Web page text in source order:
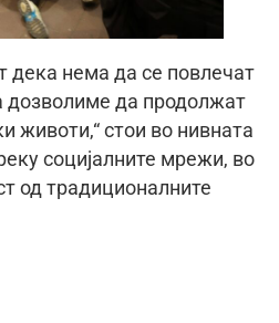
дека нема да се повлечат
дозволиме да продолжат
животи,“ стои во нивната
социјалните мрежи, во
од традиционалните